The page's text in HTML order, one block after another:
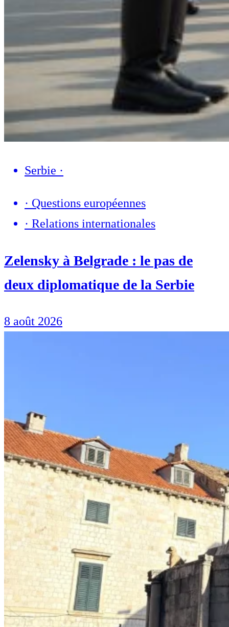
Serbie ·
· Questions européennes
· Relations internationales
Zelensky à Belgrade : le pas de
deux diplomatique de la Serbie
8 août 2026